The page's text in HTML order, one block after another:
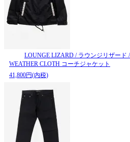
LOUNGE LIZARD / ラウンジリザー
WEATHER CLOTH コーチジャケット
41,800円(内税)